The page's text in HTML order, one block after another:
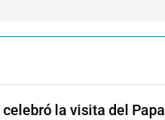
la visita del Papa